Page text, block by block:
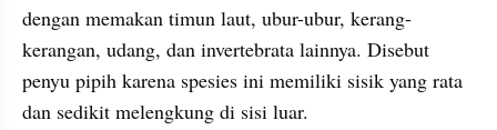
dengan memakan timun laut, ubur-ubur, kerang-
kerangan, udang, dan invertebrata lainnya. Disebut
penyu pipih karena spesies ini memiliki sisik yang rata
dan sedikit melengkung di sisi luar.